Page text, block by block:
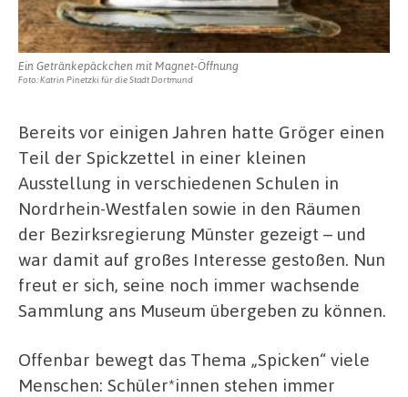
Ein Getränkepäckchen mit Magnet-Öffnung
Foto: Katrin Pinetzki für die Stadt Dortmund
Bereits vor einigen Jahren hatte Gröger einen
Teil der Spickzettel in einer kleinen
Ausstellung in verschiedenen Schulen in
Nordrhein-Westfalen sowie in den Räumen
der Bezirksregierung Münster gezeigt – und
war damit auf großes Interesse gestoßen. Nun
freut er sich, seine noch immer wachsende
Sammlung ans Museum übergeben zu können.
Offenbar bewegt das Thema „Spicken“ viele
Menschen: Schüler*innen stehen immer